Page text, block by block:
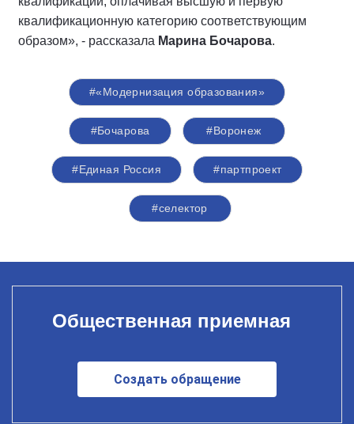
квалификационную категорию соответствующим
образом», - рассказала Марина Бочарова.
#«Модернизация образования»
#Бочарова #Воронеж
#Единая Россия #партпроект
#селектор
Общественная приемная
Создать обращение